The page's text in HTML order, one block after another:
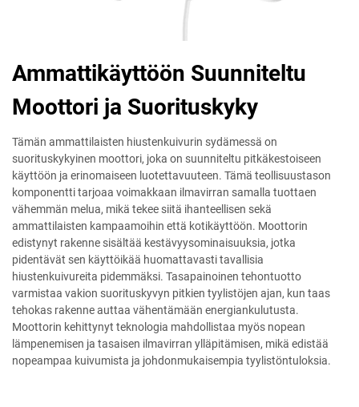
Ammattikäyttöön Suunniteltu
Moottori ja Suorituskyky
Tämän ammattilaisten hiustenkuivurin sydämessä on
suorituskykyinen moottori, joka on suunniteltu pitkäkestoiseen
käyttöön ja erinomaiseen luotettavuuteen. Tämä teollisuustason
komponentti tarjoaa voimakkaan ilmavirran samalla tuottaen
vähemmän melua, mikä tekee siitä ihanteellisen sekä
ammattilaisten kampaamoihin että kotikäyttöön. Moottorin
edistynyt rakenne sisältää kestävyysominaisuuksia, jotka
pidentävät sen käyttöikää huomattavasti tavallisia
hiustenkuivureita pidemmäksi. Tasapainoinen tehontuotto
varmistaa vakion suorituskyvyn pitkien tyylistöjen ajan, kun taas
tehokas rakenne auttaa vähentämään energiankulutusta.
Moottorin kehittynyt teknologia mahdollistaa myös nopean
lämpenemisen ja tasaisen ilmavirran ylläpitämisen, mikä edistää
nopeampaa kuivumista ja johdonmukaisempia tyylistöntuloksia.